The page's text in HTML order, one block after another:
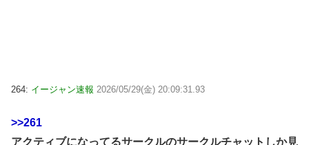
264: イージャン速報 2026/05/29(金) 20:09:31.93
>>261
アクティブになってるサークルのサークルチャットしか見